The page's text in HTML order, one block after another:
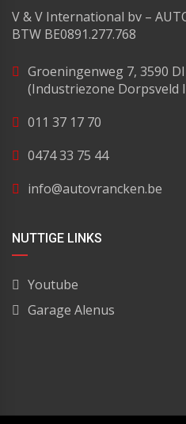
V & V International bv –
BTW BE0891.277.768
Groeningenweg 7, 3590
(Industriezone Dorpsveld
011 37 17 70
0474 33 75 44
info@autovrancken.be
NUTTIGE LINKS
Youtube
Garage Alenus